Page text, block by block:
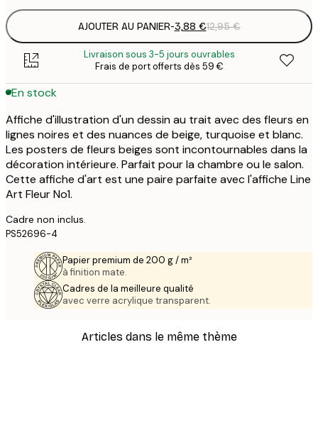
AJOUTER AU PANIER-3,88 €12,95 €
Livraison sous 3-5 jours ouvrables
Frais de port offerts dès 59 €
En stock
Affiche d'illustration d'un dessin au trait avec des fleurs en
lignes noires et des nuances de beige, turquoise et blanc.
Les posters de fleurs beiges sont incontournables dans la
décoration intérieure. Parfait pour la chambre ou le salon.
Cette affiche d'art est une paire parfaite avec l'affiche Line
Art Fleur No1.
Cadre non inclus.
PS52696-4
Papier premium de 200 g / m²
à finition mate.
Cadres de la meilleure qualité
avec verre acrylique transparent.
Articles dans le même thème